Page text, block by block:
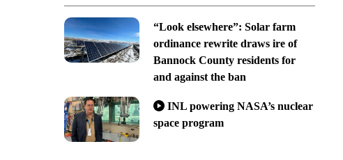
“Look elsewhere”: Solar farm
ordinance rewrite draws ire of
Bannock County residents for
and against the ban
INL powering NASA’s nuclear
space program